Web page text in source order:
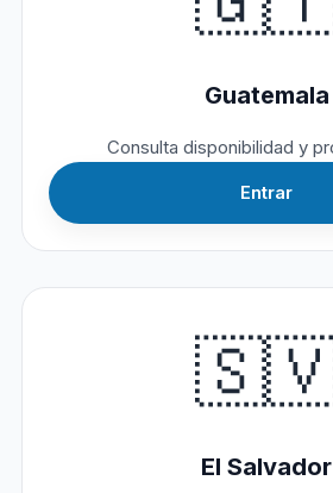
Guatemala
Consulta disponibilidad y
Entrar
El Salvador